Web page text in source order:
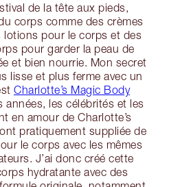
de la tête aux pieds,
corps comme des crèmes
lotions pour le corps et des
pour garder la peau de
et bien nourrie. Mon secret
lisse et plus ferme avec un
Charlotte’s Magic Body
années, les célébrités et les
en amour de Charlotte’s
pratiquement suppliée de
le corps avec les mêmes
J’ai donc créé cette
hydratante avec des